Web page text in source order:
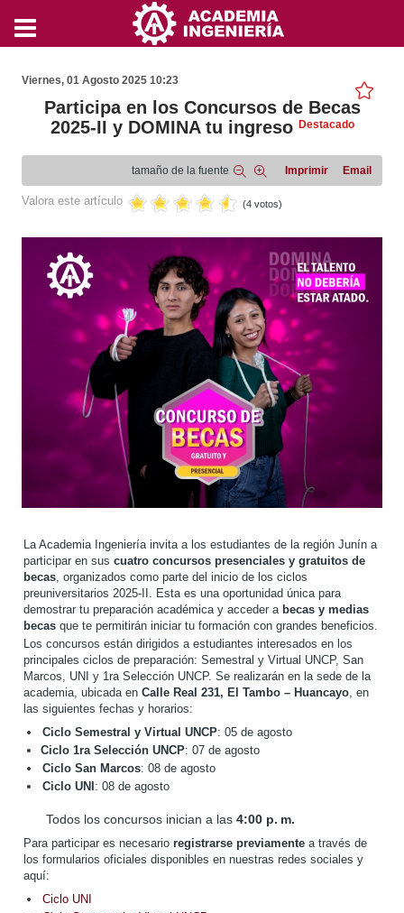
Viernes, 01 Agosto 2025 10:23
Participa en los Concursos de Becas
2025-II y DOMINA tu ingreso Destacado
tamaño de la fuente Imprimir Email
Valora este artículo (4 votos)
La Academia Ingeniería invita a los estudiantes de la región Junín a
participar en sus cuatro concursos presenciales y gratuitos de
becas, organizados como parte del inicio de los ciclos
preuniversitarios 2025-II. Esta es una oportunidad única para
demostrar tu preparación académica y acceder a becas y medias
becas que te permitirán iniciar tu formación con grandes beneficios.
Los concursos están dirigidos a estudiantes interesados en los
principales ciclos de preparación: Semestral y Virtual UNCP, San
Marcos, UNI y 1ra Selección UNCP. Se realizarán en la sede de la
academia, ubicada en Calle Real 231, El Tambo – Huancayo, en
las siguientes fechas y horarios:
Ciclo Semestral y Virtual UNCP: 05 de agosto
Ciclo 1ra Selección UNCP: 07 de agosto
Ciclo San Marcos: 08 de agosto
Ciclo UNI : 08 de agosto
Todos los concursos inician a las 4:00 p. m.
Para participar es necesario registrarse previamente a través de
los formularios oficiales disponibles en nuestras redes sociales y
aquí:
Ciclo UNI